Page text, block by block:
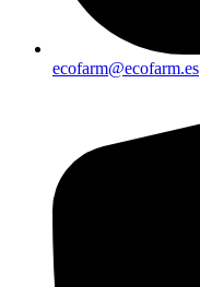
ecofarm@ecofarm.es